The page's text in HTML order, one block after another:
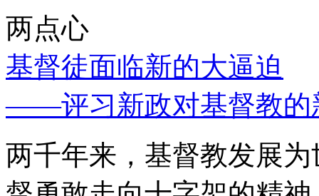
两点心
基督徒面临新的大逼迫
——评习新政对基督教的
两千年来，基督教发展